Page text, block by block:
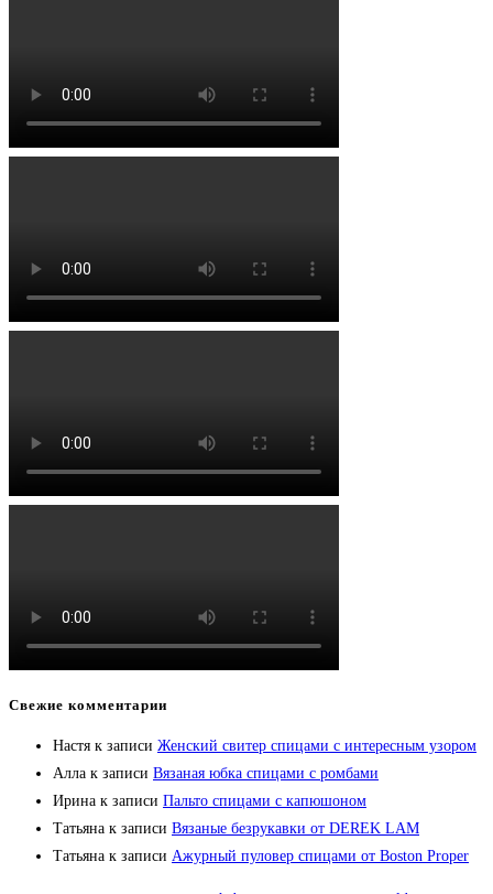
Свежие комментарии
Настя к записи Женский свитер спицами с интересным узором
Алла к записи Вязаная юбка спицами с ромбами
Ирина к записи Пальто спицами с капюшоном
Татьяна к записи Вязаные безрукавки от DEREK LAM
Татьяна к записи Ажурный пуловер спицами от Boston Proper